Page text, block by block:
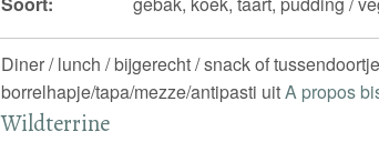
Diner / lunch / bijgerecht / snack of
borrelhapje/tapa/mezze/antipasti uitA propos
Wildterrine